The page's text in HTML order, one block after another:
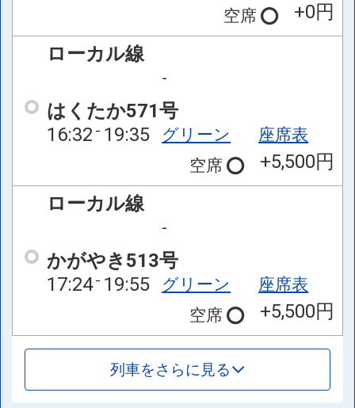
空席
+0円
ローカル線
-
はくたか571号
16:32 19:35 グリーン
座席表
空席
+5,500円
ローカル線
-
かがやき513号
17:24 19:55 グリーン
座席表
空席
+5,500円
列車をさらに見る